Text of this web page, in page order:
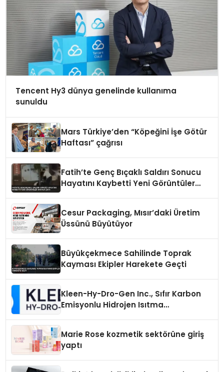
Tencent Hy3 dünya genelinde kullanıma
sunuldu
Mars Türkiye’den “Köpeğini İşe Götür
Haftası” çağrısı
Fatih’te Genç Bıçaklı Saldırı Sonucu
Hayatını Kaybetti Yeni Görüntüler
Cesur Packaging, Mısır’daki Üretim
Üssünü Büyütüyor
Büyükçekmece Sahilinde Toprak
Kayması Ekipler Harekete Geçti
Kleen-Hy-Dro-Gen Inc., Sıfır Karbon
Emisyonlu Hidrojen Isıtma
Marie Rose kozmetik sektörüne giriş
yaptı